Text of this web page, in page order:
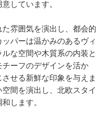
しています。
雰囲気を演出し、都会的
パーは温かみのあるヴィ
な空間や木質系の内装と
ーフのデザインを活か
せる新鮮な印象を与えま
間を演出し、北欧スタイ
します。